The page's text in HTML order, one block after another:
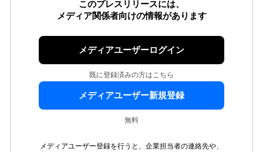
このプレスリリースには、
メディア関係者向けの情報があります
メディアユーザーログイン
既に登録済みの方はこちら
メディアユーザー新規登録
無料
メディアユーザー登録を行うと、企業担当者の連絡先や、